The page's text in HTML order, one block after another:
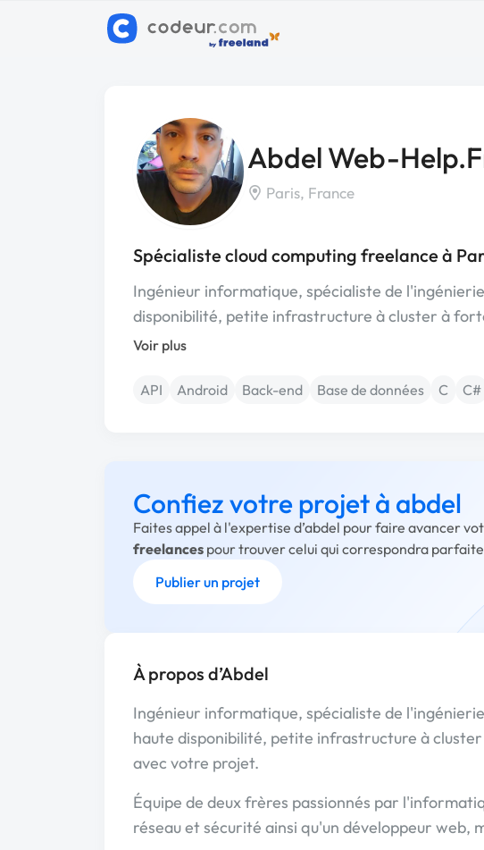
Abdel Web-
Paris, France
Spécialiste cloud computing freelance à
Ingénieur informatique, spécialiste de
disponibilité, petite infrastructure à cluster à
Voir plus
API Android Back-end Base de données C C#
Confiez votre projet à abdel
Faites appel à l'expertise d’abdel pour faire avancer
freelances pour trouver celui qui correspondra
Publier un projet
À propos d’Abdel
Ingénieur informatique, spécialiste de
haute disponibilité, petite infrastructure à
avec votre projet.
Équipe de deux frères passionnés par
réseau et sécurité ainsi qu'un développeur web,